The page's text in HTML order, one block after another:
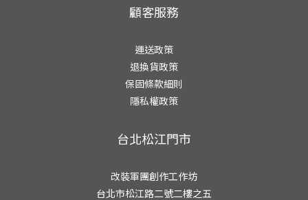
顧客服務
運送政策
退換貨政策
保固條款細則
隱私權政策
台北松江門市
改裝軍團創作工作坊
台北市松江路二號二樓之五